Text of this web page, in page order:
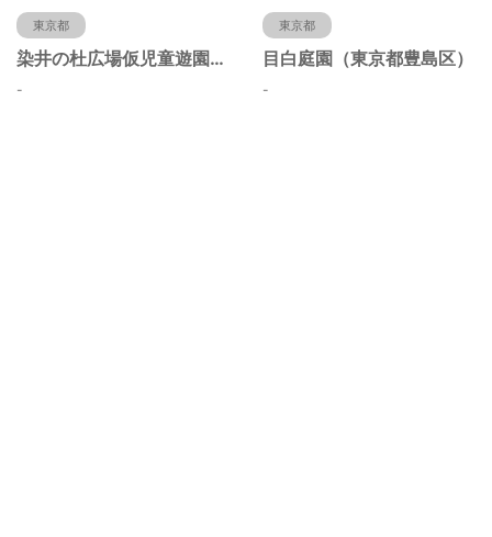
東京都
染井の杜広場仮児童遊園（東京都豊島区）
-
東京都
目白庭園（東京都豊島区）
-